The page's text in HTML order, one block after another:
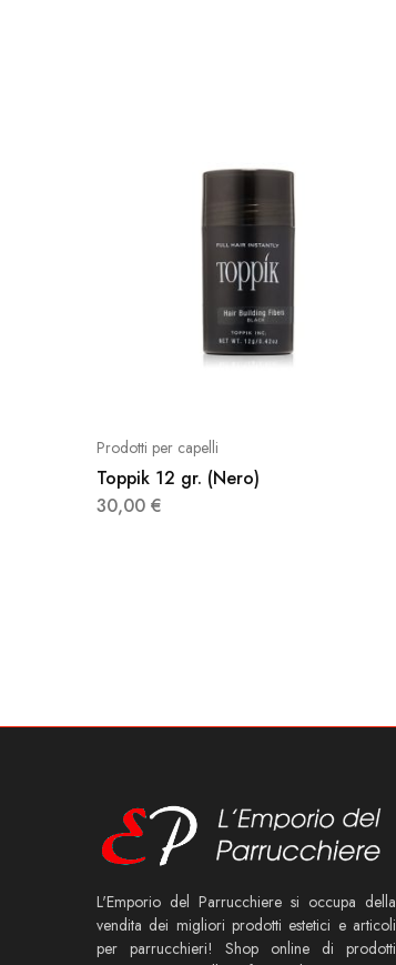
Prodotti per capelli
Toppik 12 gr. (Nero)
30,00 €
L'Emporio del Parrucchiere si occupa della
vendita dei migliori prodotti estetici e articoli
per parrucchieri! Shop online di prodotti